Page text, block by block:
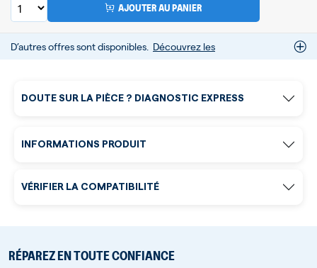
AJOUTER AU PANIER
D’autres offres sont disponibles. Découvrez les
DOUTE SUR LA PIÈCE ? DIAGNOSTIC EXPRESS
INFORMATIONS PRODUIT
RÉPAREZ EN TOUTE CONFIANCE
VÉRIFIER LA COMPATIBILITÉ